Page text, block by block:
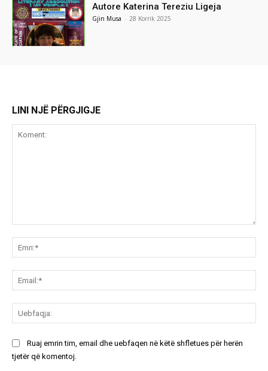
Autore Katerina Tereziu Ligeja
Gjin Musa - 28 Korrik 2025
LINI NJË PËRGJIGJE
Ruaj emrin tim, email dhe uebfaqen në këtë shfletues për herën
tjetër që komentoj.